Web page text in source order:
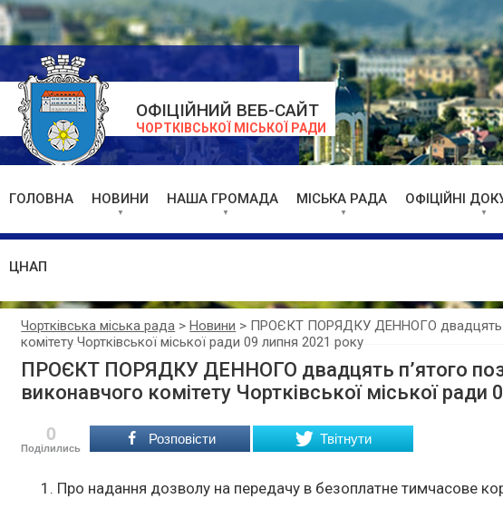
ОФІЦІЙНИЙ ВЕБ-САЙТ
ЧОРТКІВСЬКОЇ МІСЬКОЇ РАДИ
ГОЛОВНА НОВИНИ НАША ГРОМАДА МІСЬКА РАДА ОФІЦІЙНІ
ЦНАП
Чортківська міська рада >Новини > ПРОЄКТ ПОРЯДКУ ДЕННОГО двадцять
комітету Чортківської міської ради 09 липня 2021 року
ПРОЄКТ ПОРЯДКУ ДЕННОГО двадцять п’ятого
виконавчого комітету Чортківської міської ради
0
Поділились
Розповісти Твітнути
Про надання дозволу на передачу в безоплатне тимчасове